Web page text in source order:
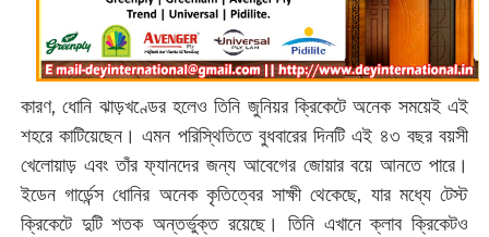
কারণ, ধোনি ঝাড়খণ্ডের হলেও তিনি জুনিয়র ক্রিকেটে অনেক সময়েই এই
শহরে কাটিয়েছেন। এমন পরিস্থিতিতে বুধবারের দিনটি এই ৪৩ বছর বয়সী
খেলোয়াড় এবং তাঁর ফ্যানদের জন্য আবেগের জোয়ার বয়ে আনতে পারে।
ইডেন গার্ডেন্স ধোনির অনেক কৃতিত্বের সাক্ষী থেকেছে, যার মধ্যে টেস্ট
ক্রিকেটে দুটি শতক অন্তর্ভুক্ত রয়েছে। তিনি এখানে ক্লাব ক্রিকেটও